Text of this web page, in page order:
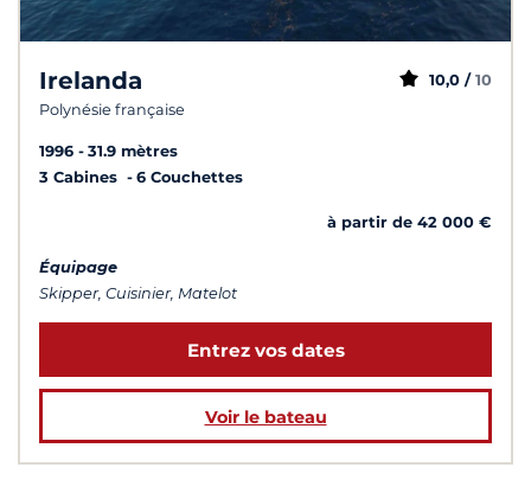
Irelanda
Polynésie française
10,0 / 10
1996
31.9 mètres
3 Cabines
6 Couchettes
à partir de 42 000 €
Équipage
Skipper, Cuisinier, Matelot
Entrez vos dates
Voir le bateau